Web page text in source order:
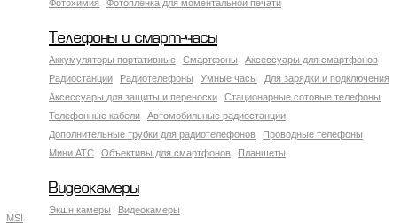
Фотохимия
Фотопленка для моментальной печати
Телефоны и смарт-часы
Аккумуляторы портативные Смартфоны
Аксессуары для смартфонов
Радиостанции
Радиотелефоны Умные часы
Для зарядки и подключения
Аксессуары для защиты и переноски
Стационарные сотовые телефоны
Телефонные кабели
Автомобильные радиостанции
Дополнительные трубки для радиотелефонов
Проводные телефоны
Мини АТС
Объективы для смартфонов Планшеты
Видеокамеры
Экшн камеры Видеокамеры
MSI